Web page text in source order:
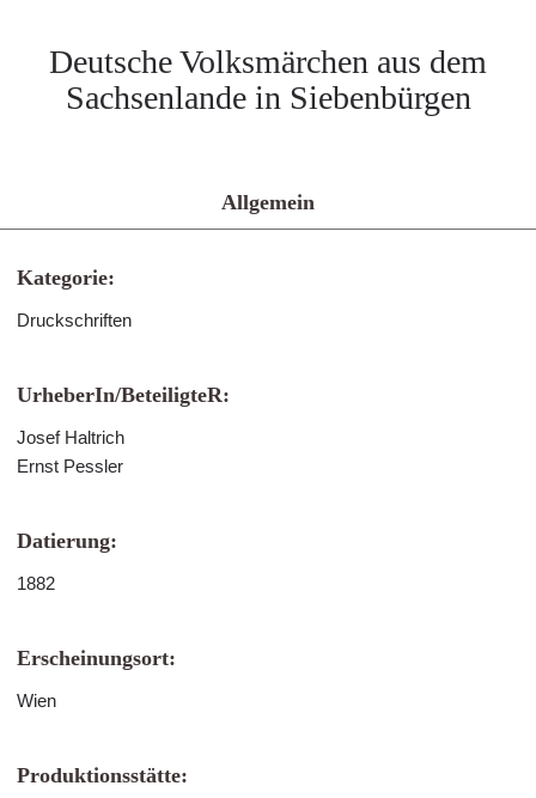
Deutsche Volksmärchen aus dem
Sachsenlande in Siebenbürgen
Allgemein
Kategorie:
Druckschriften
UrheberIn/BeteiligteR:
Josef Haltrich
Ernst Pessler
Datierung:
1882
Erscheinungsort:
Wien
Produktionsstätte: